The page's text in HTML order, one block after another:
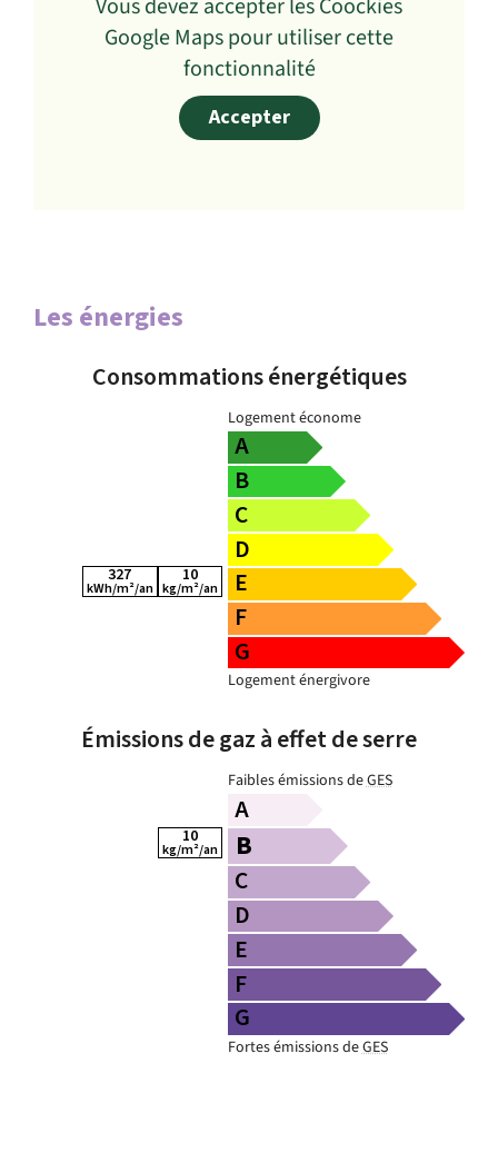
Vous devez accepter les Coockies
Google Maps pour utiliser cette
fonctionnalité
Accepter
Les énergies
Consommations énergétiques
Logement économe
327
kWh/m²/an
10
kg/m²/an
Logement énergivore
Émissions de gaz à effet de serre
Faibles émissions deGES
10
kg/m²/an
Fortes émissions deGES